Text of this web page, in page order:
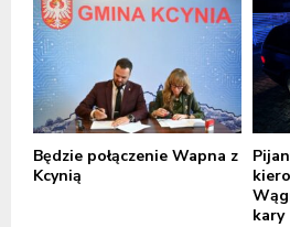
Będzie połączenie Wapna z
Kcynią
kary